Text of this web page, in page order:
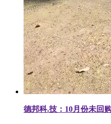
德邦科.技：10月份未回